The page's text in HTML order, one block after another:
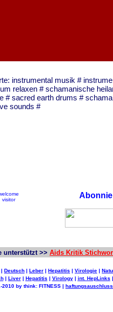
instrumental musik #
relaxen # schamanische
# sacred earth drums #
sounds #
visitor
unterstützt >> Aids Kritik
| Deutsch | Leber | Hepatitis | Virologie |
| Liver| Hepatitis | Virology| int. HepLinks
2010 by think: FITNESS |